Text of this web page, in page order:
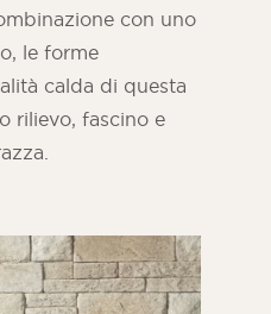
con uno
le forme
calda di questa
rilievo, fascino e